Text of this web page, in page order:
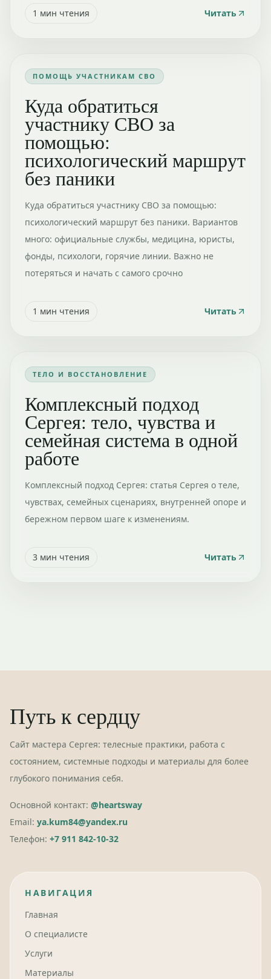
1 мин чтения Читать
ПОМОЩЬ УЧАСТНИКАМ СВО
Куда обратиться
участнику СВО за
помощью:
психологический маршрут
без паники
Куда обратиться участнику СВО за помощью:
психологический маршрут без паники. Вариантов
много: официальные службы, медицина, юристы,
фонды, психологи, горячие линии. Важно не
потеряться и начать с самого срочно
1 мин чтения Читать
ТЕЛО И ВОССТАНОВЛЕНИЕ
Комплексный подход
Сергея: тело, чувства и
семейная система в одной
работе
Комплексный подход Сергея: статья Сергея о теле,
чувствах, семейных сценариях, внутренней опоре и
бережном первом шаге к изменениям.
3 мин чтения Читать
Путь к сердцу
Сайт мастера Сергея: телесные практики, работа с
состоянием, системные подходы и материалы для более
глубокого понимания себя.
Основной контакт: @heartsway
Email: ya.kum84@yandex.ru
Телефон: +7 911 842-10-32
НАВИГАЦИЯ
Главная
О специалисте
Услуги
Материалы